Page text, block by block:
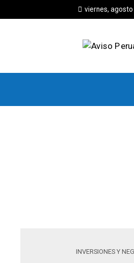
viernes, agosto
INVERSIONES Y